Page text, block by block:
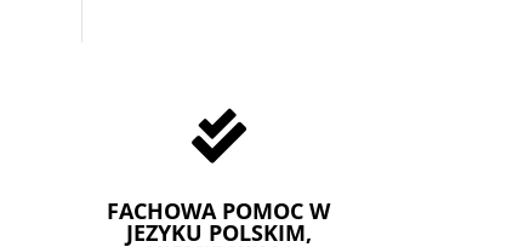

FACHOWA POMOC W
JEZYKU POLSKIM,